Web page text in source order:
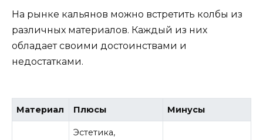
На рынке кальянов можно встретить колбы из
различных материалов. Каждый из них
обладает своими достоинствами и
недостатками.
Материал Плюсы Минусы
Эстетика,